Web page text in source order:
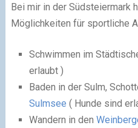
Bei mir in der Südsteiermark
Möglichkeiten für sportliche
Schwimmen im
erlaubt )
Baden in der Sulm,
Sulmsee ( Hunde sind
Wandern in den